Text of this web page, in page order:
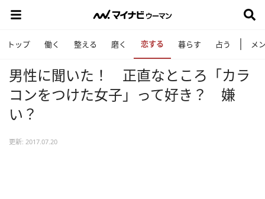
トップ 働く 整える 磨く 恋する 暮らす 占う メ
男性に聞いた！ 正直なところ「カラ
コンをつけた女子」って好き？ 嫌
い？
更新: 2017.07.20